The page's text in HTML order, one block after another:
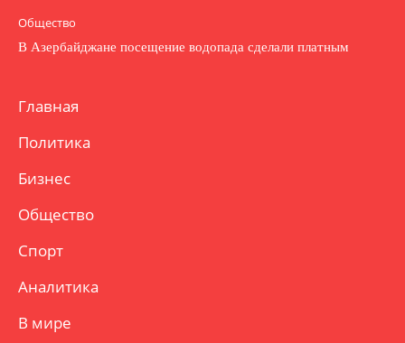
Общество
В Азербайджане посещение водопада сделали платным
Главная
Политика
Бизнес
Общество
Спорт
Аналитика
В мире